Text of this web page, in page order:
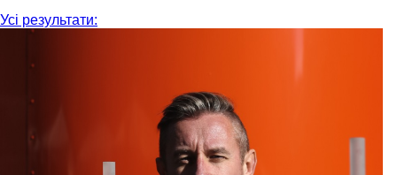
Усі результати: